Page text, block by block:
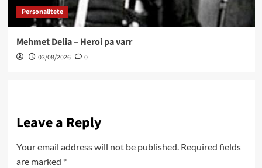
Personalitete
Mehmet Delia – Heroi pa varr
03/08/2026 0
Leave a Reply
Your email address will not be published. Required fields
are marked *